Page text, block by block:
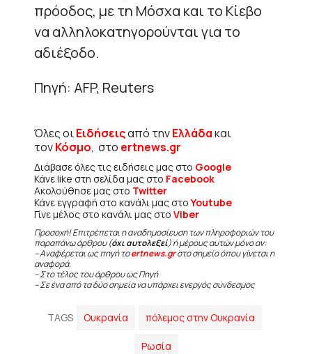
πρόοδος, με τη Μόσχα και το Κίεβο
να αλληλοκατηγορούνται για το
αδιέξοδο.
Πηγή: AFP, Reuters
Όλες οιΕιδήσειςαπό τηνΕλλάδακαι
τονΚόσμο, στο ertnews.gr
Διάβασε όλες τις ειδήσεις μας στο Google
Κάνε like στη σελίδα μας στο Facebook
Ακολούθησε μας στο Twitter
Κάνε εγγραφή στο κανάλι μας στοYoutube
Γίνε μέλος στο κανάλι μας στο Viber
Προσοχή! Επιτρέπεται η αναδημοσίευση των πληροφοριών του
παραπάνω άρθρου (όχι αυτολεξεί) ή μέρους αυτών μόνο αν:
– Αναφέρεται ως πηγή τοertnews.grστο σημείο όπου γίνεται η
αναφορά.
– Στο τέλος του άρθρου ως Πηγή
– Σε ένα από τα δύο σημεία να υπάρχει ενεργός σύνδεσμος
TAGS Ουκρανία πόλεμος στην Ουκρανία
Ρωσία